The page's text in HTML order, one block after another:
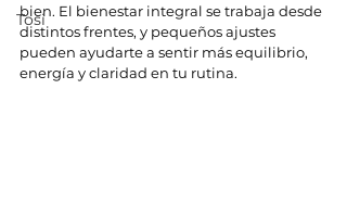
Tosi
bien. El bienestar integral se trabaja desde
distintos frentes, y pequeños ajustes
pueden ayudarte a sentir más equilibrio,
energía y claridad en tu rutina.